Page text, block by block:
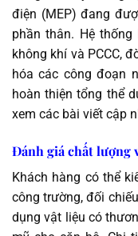
điện (MEP) đang
phần thân. Hệ
không khí và PCCC,
hóa các công đoạn
hoàn thiện tổng thể
xem các bài viết cập
Đánh giá chất lượng
Khách hàng có thể
công trường, đối
dụng vật liệu có